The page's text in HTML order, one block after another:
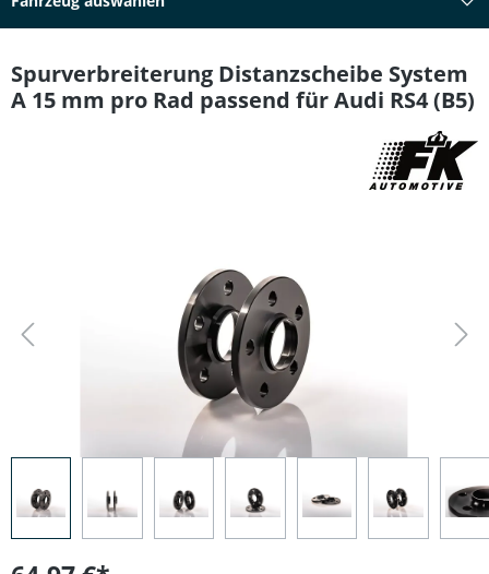
Spurverbreiterung Distanzscheibe System
A 15 mm pro Rad passend für Audi RS4 (B5)